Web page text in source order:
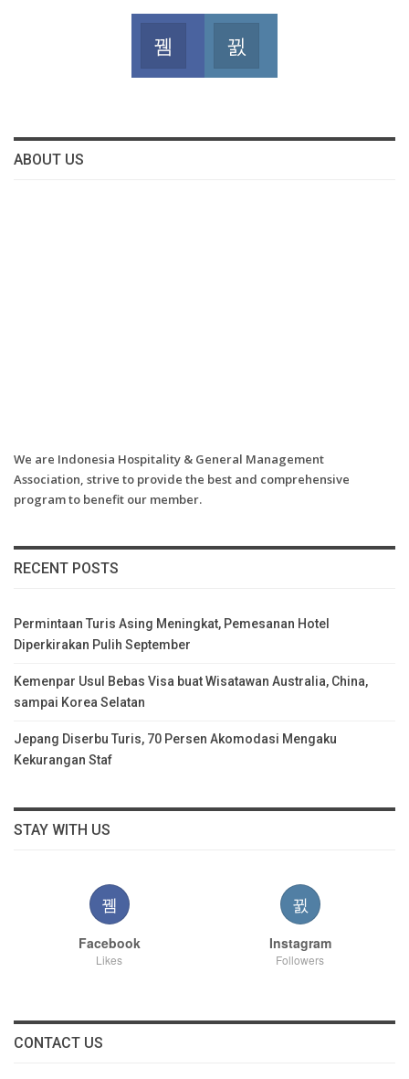
Facebook
Join us on Facebook
ABOUT US
We are Indonesia Hospitality & General Management
Association, strive to provide the best and comprehensive
program to benefit our member.
RECENT POSTS
Permintaan Turis Asing Meningkat, Pemesanan Hotel
Diperkirakan Pulih September
Kemenpar Usul Bebas Visa buat Wisatawan Australia, China,
sampai Korea Selatan
Jepang Diserbu Turis, 70 Persen Akomodasi Mengaku
Kekurangan Staf
STAY WITH US
Facebook
Likes
Instagram
Followers
CONTACT US